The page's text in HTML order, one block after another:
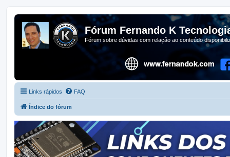
Fórum Fernando K
Fórum sobre dúvidas com relação ao conteúdo
Links rápidos FAQ
Índice do fórum